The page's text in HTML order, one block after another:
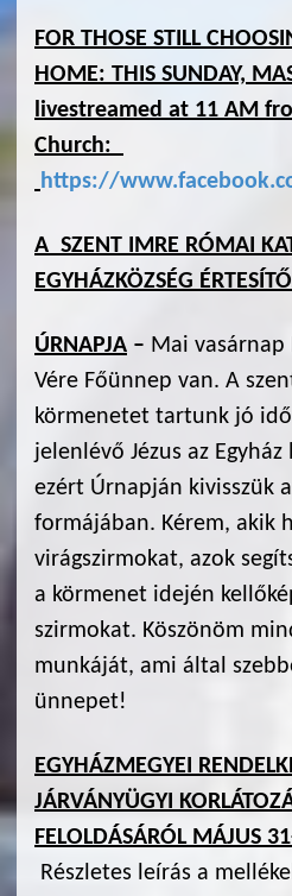
FOR THOSE STILL
HOME: THIS SUNDAY,
livestreamed at 11 AM
Church:
https://
A SZENT IMRE RÓMAI
EGYHÁZKÖZSÉG
ÚRNAPJA – Mai vasárnap
Vére Főünnep van. A
körmenetet tartunk jó
jelenlévő Jézus az
ezért Úrnapján kivisszük
formájában. Kérem, akik
virágszirmokat, azok
a körmenet idején
szirmokat. Köszönöm
munkáját, ami által
ünnepet!
EGYHÁZMEGYEI
JÁRVÁNYÜGYI
FELOLDÁSÁRÓL MÁJUS
Részletes leírás a